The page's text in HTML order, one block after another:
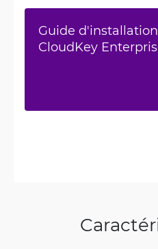
Guide
CloudKey